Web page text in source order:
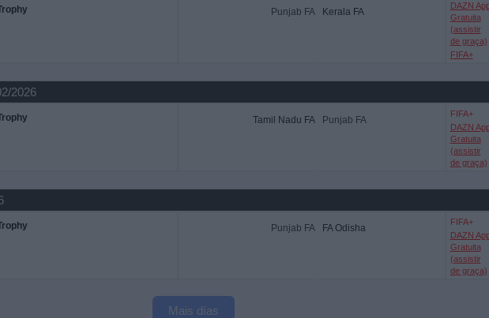
Punjab FA Kerala FA
DAZN
Gratuita
(assistir
de graça)
FIFA+
2026
Tamil Nadu FA Punjab FA
FIFA+
DAZN
Gratuita
(assistir
de graça)
Punjab FA FA Odisha
FIFA+
DAZN
Gratuita
(assistir
de graça)
Mais días